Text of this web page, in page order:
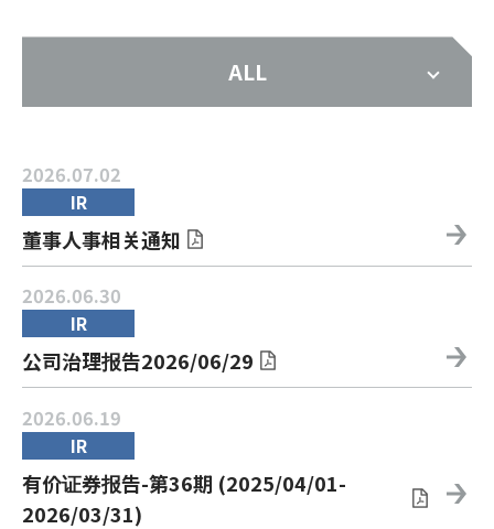
ALL
IR
2026.07.02
董事人事相关通知
IR
2026.06.30
公司治理报告2026/06/29
IR
2026.06.19
有价证券报告-第36期 (2025/04/01-
2026/03/31)